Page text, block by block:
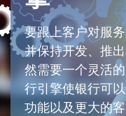
要跟上客户对服
并保持开发、推
然需要一个灵活
行引擎使银行可
功能以及更大的